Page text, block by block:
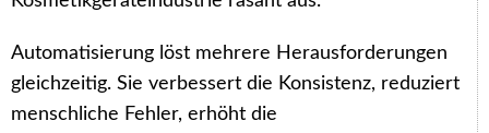
Automatisierung löst mehrere Herausforderungen
gleichzeitig. Sie verbessert die Konsistenz, reduziert
menschliche Fehler, erhöht die